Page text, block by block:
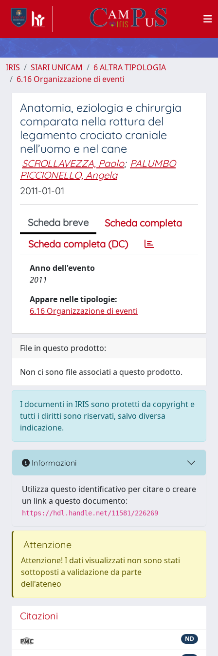
IRIS SIARI UNICAM
6 ALTRA TIPOLOGIA
6.16 Organizzazione di eventi
Anatomia, eziologia e chirurgia
comparata nella rottura del
legamento crociato craniale
nell’uomo e nel cane
SCROLLAVEZZA, Paolo; PALUMBO
PICCIONELLO, Angela
2011-01-01
Scheda breve
Scheda completa
Scheda completa (DC)
Anno dell'evento
2011
Appare nelle tipologie:
6.16 Organizzazione di eventi
File in questo prodotto:
Non ci sono file associati a questo prodotto.
I documenti in IRIS sono protetti da copyright e
tutti i diritti sono riservati, salvo diversa
indicazione.
Informazioni
Utilizza questo identificativo per citare o creare
un link a questo documento:
https://hdl.handle.net/11581/226269
Attenzione
Attenzione! I dati visualizzati non sono stati
sottoposti a validazione da parte
dell'ateneo
Citazioni
ND